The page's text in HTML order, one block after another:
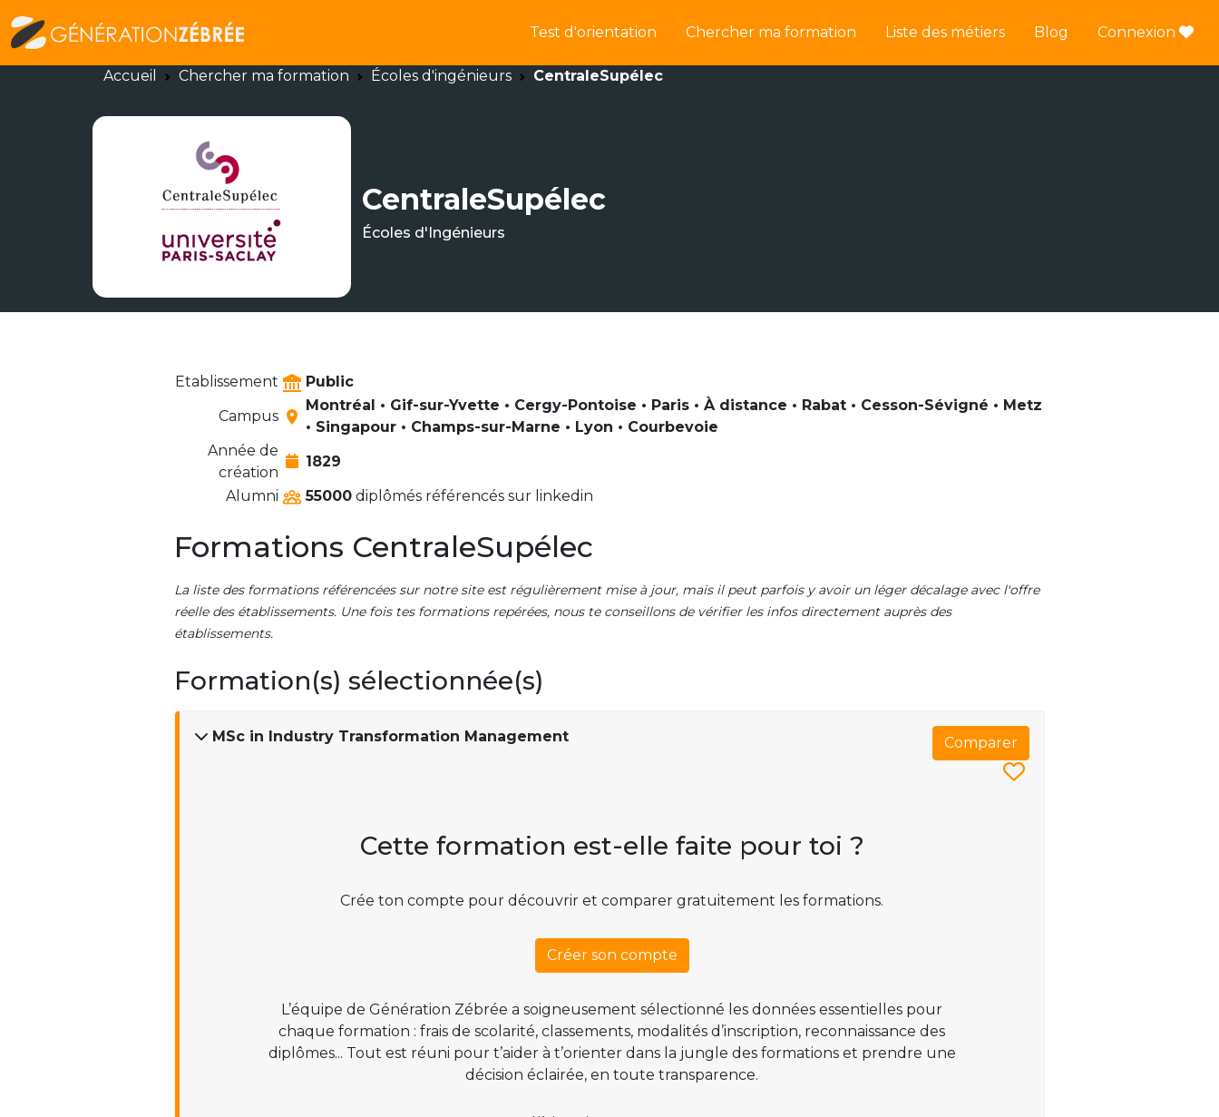
Test d'orientation Chercher ma formation Liste des métiers Blog Connexion
Accueil Chercher ma formation Écoles d'ingénieurs CentraleSupélec
CentraleSupélec
Écoles d'Ingénieurs
Etablissement
Public
Campus
Montréal • Gif-sur-Yvette • Cergy-Pontoise • Paris • À distance • Rabat • Cesson-Sévigné • Metz
• Singapour • Champs-sur-Marne • Lyon • Courbevoie
Année de
création
1829
Alumni
55000 diplômés référencés sur linkedin
Formations CentraleSupélec
La liste des formations référencées sur notre site est régulièrement mise à jour, mais il peut parfois y avoir un léger décalage avec l'offre
réelle des établissements. Une fois tes formations repérées, nous te conseillons de vérifier les infos directement auprès des
établissements.
Formation(s) sélectionnée(s)
MSc in Industry Transformation Management Comparer
Cette formation est-elle faite pour toi ?
Crée ton compte pour découvrir et comparer gratuitement les formations.
Créer son compte
L’équipe de Génération Zébrée a soigneusement sélectionné les données essentielles pour
chaque formation : frais de scolarité, classements, modalités d’inscription, reconnaissance des
diplômes... Tout est réuni pour t’aider à t’orienter dans la jungle des formations et prendre une
décision éclairée, en toute transparence.